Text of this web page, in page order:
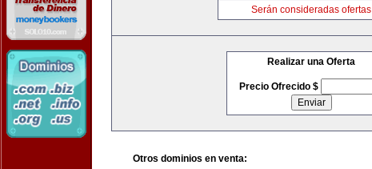
Serán consideradas ofertas
Realizar una Oferta
Precio Ofrecido $
Otros dominios en venta: